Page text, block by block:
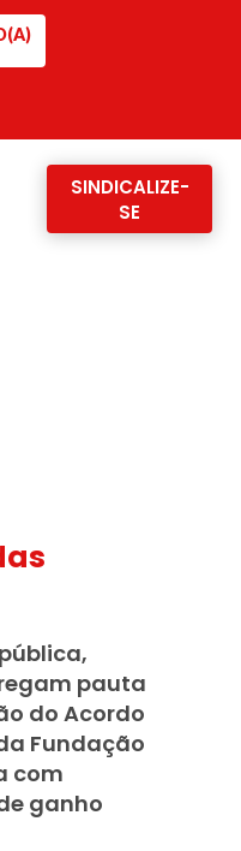
SINDICALIZE-
SE
pauta
do Acordo
Fundação
com
ganho